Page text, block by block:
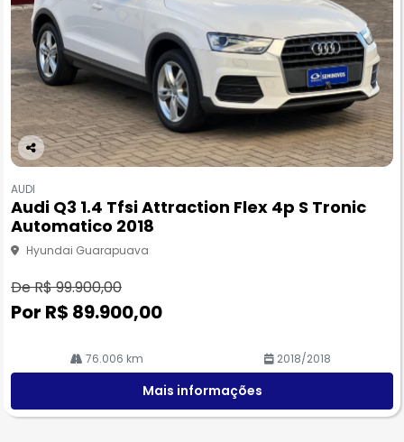
Co
pa
rtil
he
AUDI
Audi Q3 1.4 Tfsi Attraction Flex 4p S Tronic
Automatico 2018
Hyundai Guarapuava
De R$ 99.900,00
Por R$ 89.900,00
76.006 km 2018/2018
Mais informações